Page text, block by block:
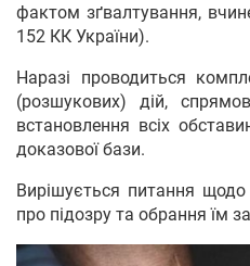
фактом зґвалтування,
152 КК України).
Наразі проводиться
(розшукових) дій,
встановлення всіх
доказової бази.
Вирішується питання
про підозру та обрання їм